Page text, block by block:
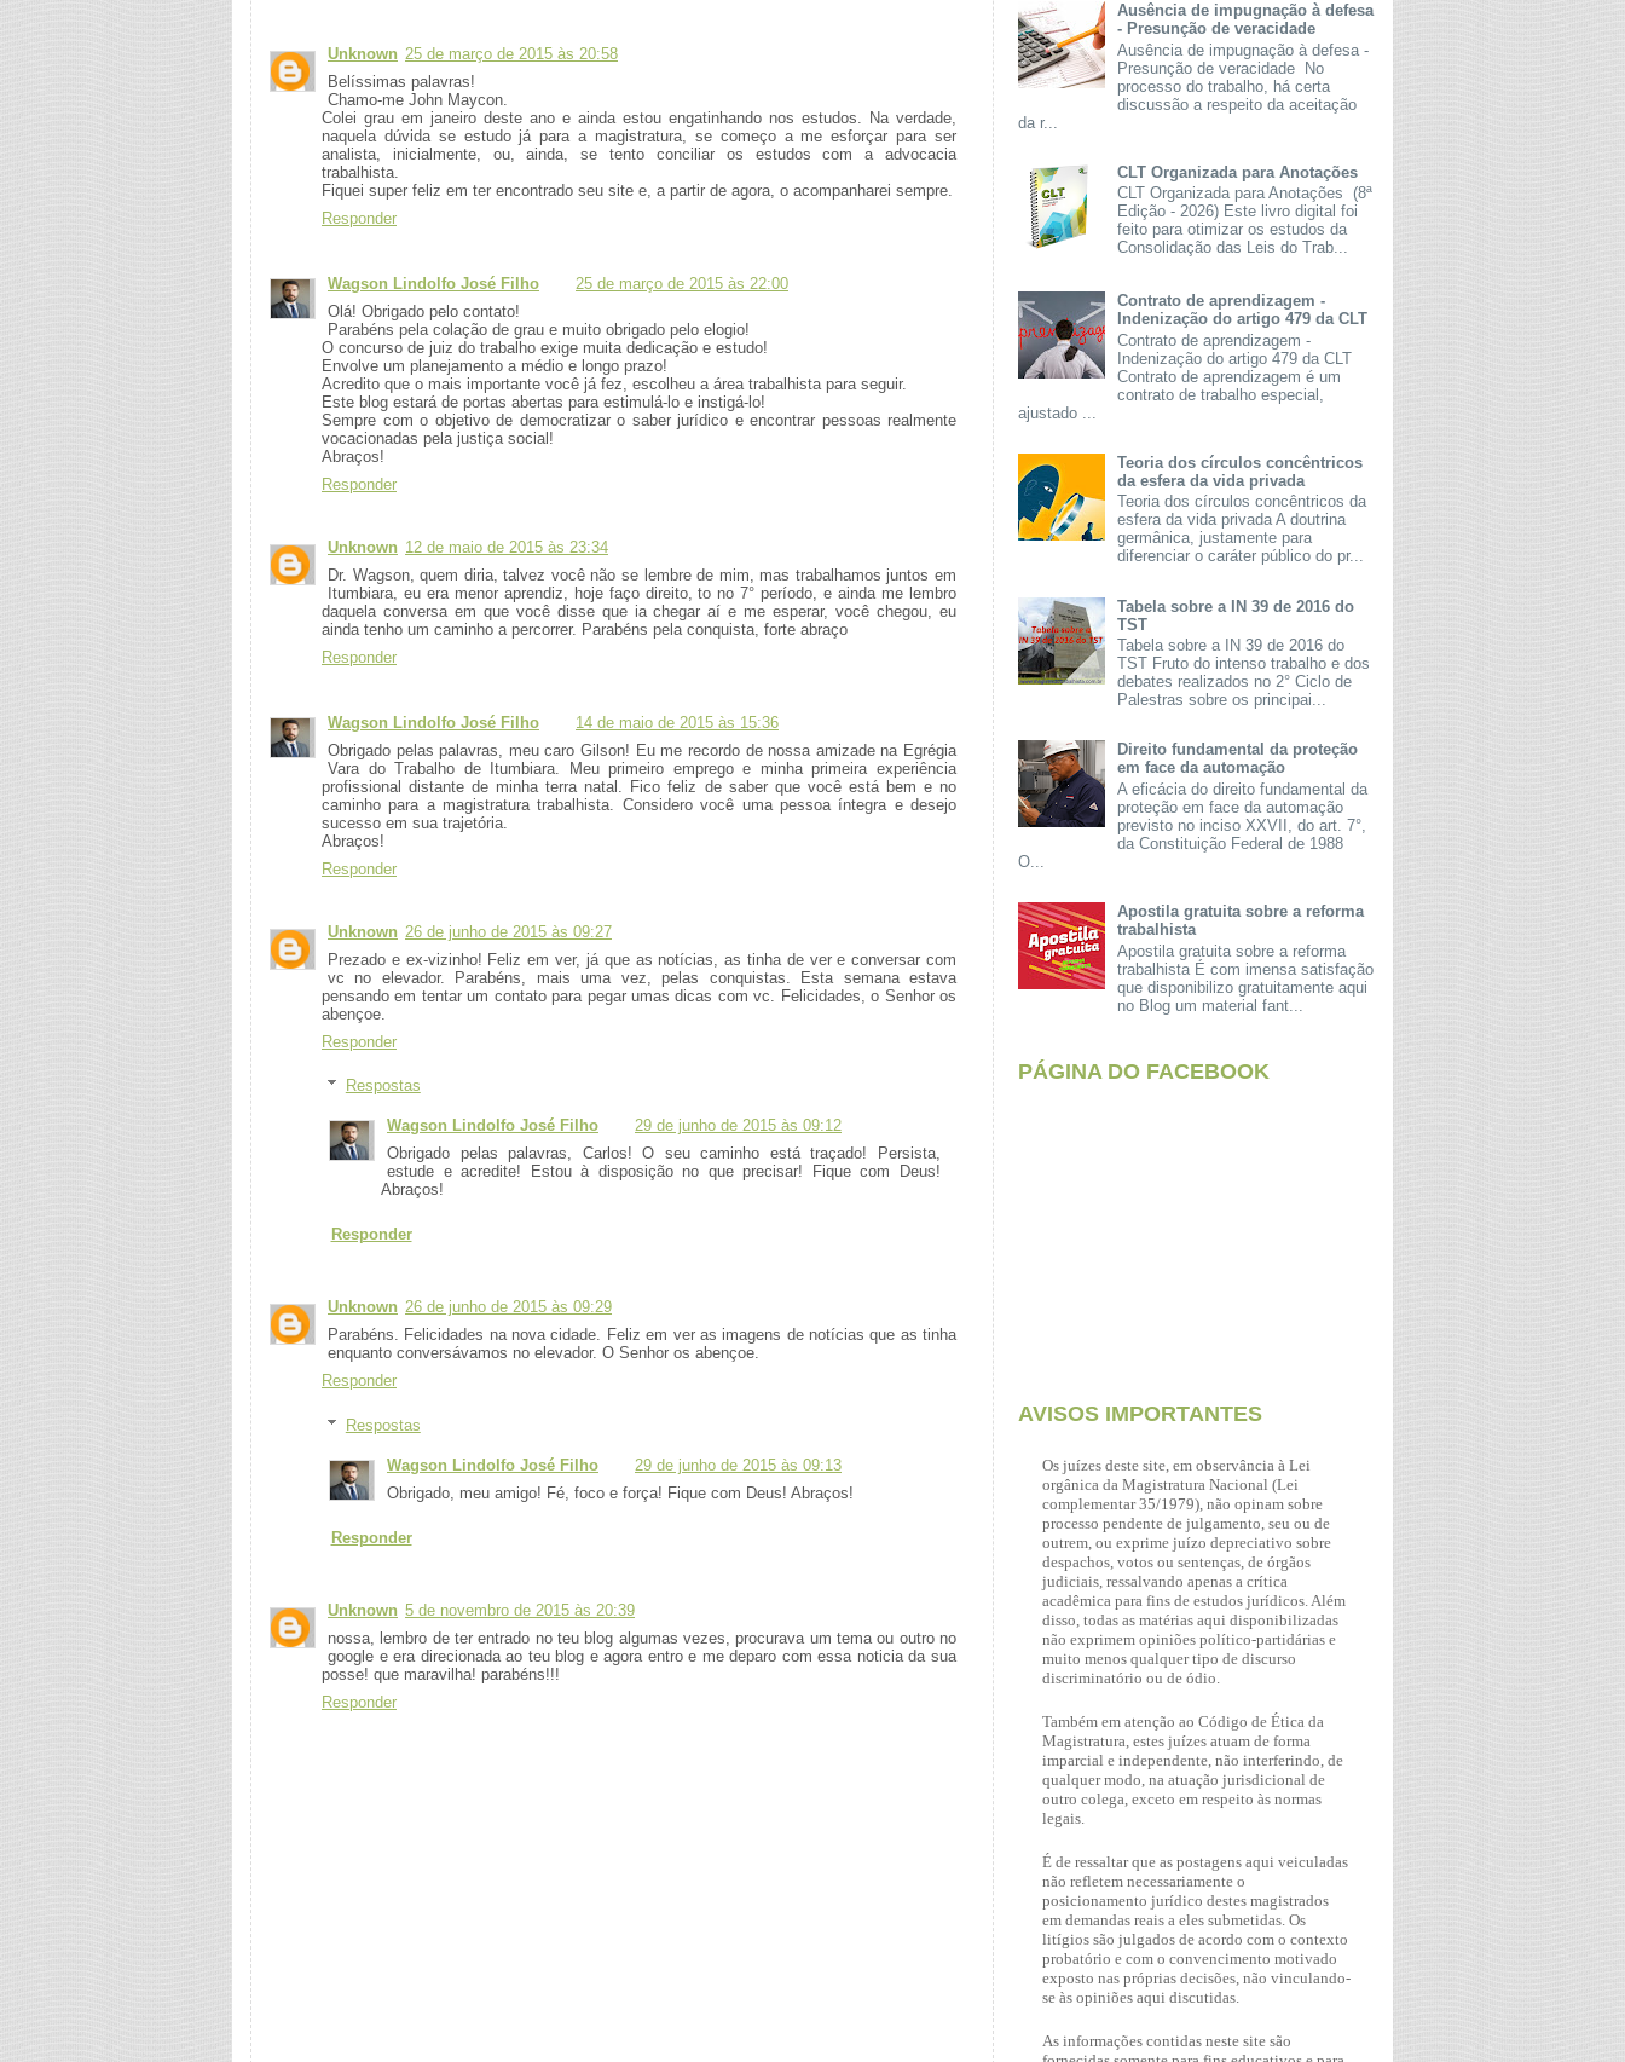
Unknown 25 de março de 2015 às 20:58
Belíssimas palavras!
Chamo-me John Maycon.
Colei grau em janeiro deste ano e ainda estou engatinhando nos estudos. Na verdade,
naquela dúvida se estudo já para a magistratura, se começo a me esforçar para ser
analista, inicialmente, ou, ainda, se tento conciliar os estudos com a advocacia
trabalhista.
Fiquei super feliz em ter encontrado seu site e, a partir de agora, o acompanharei sempre.
Responder
Wagson Lindolfo José Filho
25 de março de 2015 às 22:00
Olá! Obrigado pelo contato!
Parabéns pela colação de grau e muito obrigado pelo elogio!
O concurso de juiz do trabalho exige muita dedicação e estudo!
Envolve um planejamento a médio e longo prazo!
Acredito que o mais importante você já fez, escolheu a área trabalhista para seguir.
Este blog estará de portas abertas para estimulá-lo e instigá-lo!
Sempre com o objetivo de democratizar o saber jurídico e encontrar pessoas realmente
vocacionadas pela justiça social!
Abraços!
Responder
Unknown 12 de maio de 2015 às 23:34
Dr. Wagson, quem diria, talvez você não se lembre de mim, mas trabalhamos juntos em
Itumbiara, eu era menor aprendiz, hoje faço direito, to no 7° período, e ainda me lembro
daquela conversa em que você disse que ia chegar aí e me esperar, você chegou, eu
ainda tenho um caminho a percorrer. Parabéns pela conquista, forte abraço
Responder
Wagson Lindolfo José Filho
14 de maio de 2015 às 15:36
Obrigado pelas palavras, meu caro Gilson! Eu me recordo de nossa amizade na Egrégia
Vara do Trabalho de Itumbiara. Meu primeiro emprego e minha primeira experiência
profissional distante de minha terra natal. Fico feliz de saber que você está bem e no
caminho para a magistratura trabalhista. Considero você uma pessoa íntegra e desejo
sucesso em sua trajetória.
Abraços!
Responder
Unknown 26 de junho de 2015 às 09:27
Prezado e ex-vizinho! Feliz em ver, já que as notícias, as tinha de ver e conversar com
vc no elevador. Parabéns, mais uma vez, pelas conquistas. Esta semana estava
pensando em tentar um contato para pegar umas dicas com vc. Felicidades, o Senhor os
abençoe.
Responder
Respostas
Wagson Lindolfo José Filho
29 de junho de 2015 às 09:12
Obrigado pelas palavras, Carlos! O seu caminho está traçado! Persista,
estude e acredite! Estou à disposição no que precisar! Fique com Deus!
Abraços!
Responder
Unknown 26 de junho de 2015 às 09:29
Parabéns. Felicidades na nova cidade. Feliz em ver as imagens de notícias que as tinha
enquanto conversávamos no elevador. O Senhor os abençoe.
Responder
Respostas
Wagson Lindolfo José Filho
29 de junho de 2015 às 09:13
Obrigado, meu amigo! Fé, foco e força! Fique com Deus! Abraços!
Responder
Unknown 5 de novembro de 2015 às 20:39
nossa, lembro de ter entrado no teu blog algumas vezes, procurava um tema ou outro no
google e era direcionada ao teu blog e agora entro e me deparo com essa noticia da sua
posse! que maravilha! parabéns!!!
Responder
Ausência de impugnação à defesa
- Presunção de veracidade
Ausência de impugnação à defesa -
Presunção de veracidade No
processo do trabalho, há certa
discussão a respeito da aceitação
da r...
CLT Organizada para Anotações
CLT Organizada para Anotações (8ª
Edição - 2026) Este livro digital foi
feito para otimizar os estudos da
Consolidação das Leis do Trab...
Contrato de aprendizagem -
Indenização do artigo 479 da CLT
Contrato de aprendizagem -
Indenização do artigo 479 da CLT
Contrato de aprendizagem é um
contrato de trabalho especial,
ajustado ...
Teoria dos círculos concêntricos
da esfera da vida privada
Teoria dos círculos concêntricos da
esfera da vida privada A doutrina
germânica, justamente para
diferenciar o caráter público do pr...
Tabela sobre a IN 39 de 2016 do
TST
Tabela sobre a IN 39 de 2016 do
TST Fruto do intenso trabalho e dos
debates realizados no 2° Ciclo de
Palestras sobre os principai...
Direito fundamental da proteção
em face da automação
A eficácia do direito fundamental da
proteção em face da automação
previsto no inciso XXVII, do art. 7°,
da Constituição Federal de 1988
O...
Apostila gratuita sobre a reforma
trabalhista
Apostila gratuita sobre a reforma
trabalhista É com imensa satisfação
que disponibilizo gratuitamente aqui
no Blog um material fant...
PÁGINA DO FACEBOOK
AVISOS IMPORTANTES
Os juízes deste site, em observância à Lei
orgânica da Magistratura Nacional (Lei
complementar 35/1979), não opinam sobre
processo pendente de julgamento, seu ou de
outrem, ou exprime juízo depreciativo sobre
despachos, votos ou sentenças, de órgãos
judiciais, ressalvando apenas a crítica
acadêmica para fins de estudos jurídicos. Além
disso, todas as matérias aqui disponibilizadas
não exprimem opiniões político-partidárias e
muito menos qualquer tipo de discurso
discriminatório ou de ódio.
Também em atenção ao Código de Ética da
Magistratura, estes juízes atuam de forma
imparcial e independente, não interferindo, de
qualquer modo, na atuação jurisdicional de
outro colega, exceto em respeito às normas
legais.
É de ressaltar que as postagens aqui veiculadas
não refletem necessariamente o
posicionamento jurídico destes magistrados
em demandas reais a eles submetidas. Os
litígios são julgados de acordo com o contexto
probatório e com o convencimento motivado
exposto nas próprias decisões, não vinculando-
se às opiniões aqui discutidas.
As informações contidas neste site são